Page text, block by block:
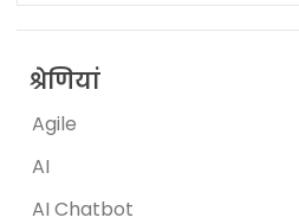
श्रेणियां
Agile
AI
AI Chatbot